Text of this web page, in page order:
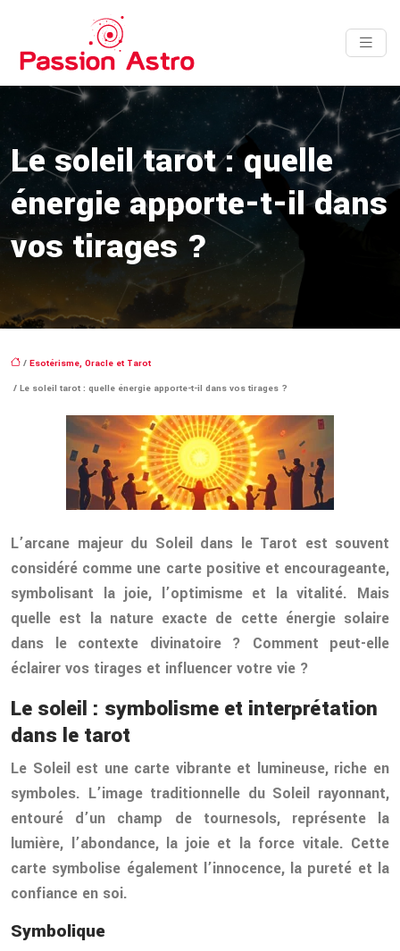
Le soleil tarot : quelle
énergie apporte-t-il dans
vos tirages ?
/ Esotérisme, Oracle et Tarot
/ Le soleil tarot : quelle énergie apporte-t-il dans vos tirages ?
L’arcane majeur du Soleil dans le Tarot est souvent
considéré comme une carte positive et encourageante,
symbolisant la joie, l’optimisme et la vitalité. Mais
quelle est la nature exacte de cette énergie solaire
dans le contexte divinatoire ? Comment peut-elle
éclairer vos tirages et influencer votre vie ?
Le soleil : symbolisme et interprétation
dans le tarot
Le Soleil est une carte vibrante et lumineuse, riche en
symboles. L’image traditionnelle du Soleil rayonnant,
entouré d’un champ de tournesols, représente la
lumière, l’abondance, la joie et la force vitale. Cette
carte symbolise également l’innocence, la pureté et la
confiance en soi.
Symbolique